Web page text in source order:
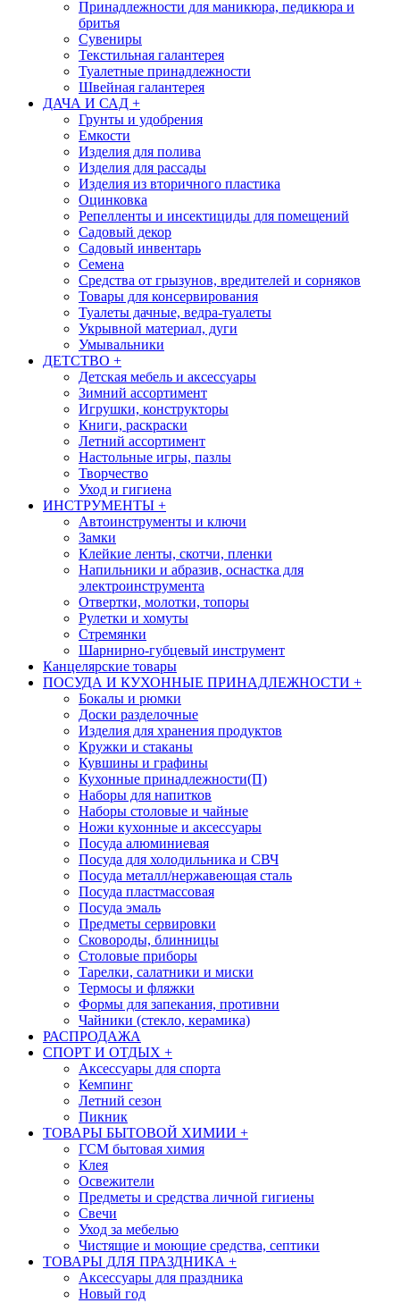
Принадлежности для маникюра, педикюра и
бритья
Сувениры
Текстильная галантерея
Туалетные принадлежности
Швейная галантерея
ДАЧА И САД +
Грунты и удобрения
Емкости
Изделия для полива
Изделия для рассады
Изделия из вторичного пластика
Оцинковка
Репелленты и инсектициды для помещений
Садовый декор
Садовый инвентарь
Семена
Средства от грызунов, вредителей и сорняков
Товары для консервирования
Туалеты дачные, ведра-туалеты
Укрывной материал, дуги
Умывальники
ДЕТСТВО +
Детская мебель и аксессуары
Зимний ассортимент
Игрушки, конструкторы
Книги, раскраски
Летний ассортимент
Настольные игры, пазлы
Творчество
Уход и гигиена
ИНСТРУМЕНТЫ +
Автоинструменты и ключи
Замки
Клейкие ленты, скотчи, пленки
Напильники и абразив, оснастка для
электроинструмента
Отвертки, молотки, топоры
Рулетки и хомуты
Стремянки
Шарнирно-губцевый инструмент
Канцелярские товары
ПОСУДА И КУХОННЫЕ ПРИНАДЛЕЖНОСТИ +
Бокалы и рюмки
Доски разделочные
Изделия для хранения продуктов
Кружки и стаканы
Кувшины и графины
Кухонные принадлежности(П)
Наборы для напитков
Наборы столовые и чайные
Ножи кухонные и аксессуары
Посуда алюминиевая
Посуда для холодильника и СВЧ
Посуда металл/нержавеющая сталь
Посуда пластмассовая
Посуда эмаль
Предметы сервировки
Сковороды, блинницы
Столовые приборы
Тарелки, салатники и миски
Термосы и фляжки
Формы для запекания, противни
Чайники (стекло, керамика)
РАСПРОДАЖА
СПОРТ И ОТДЫХ +
Аксессуары для спорта
Кемпинг
Летний сезон
Пикник
ТОВАРЫ БЫТОВОЙ ХИМИИ +
ГСМ бытовая химия
Клея
Освежители
Предметы и средства личной гигиены
Свечи
Уход за мебелью
Чистящие и моющие средства, септики
ТОВАРЫ ДЛЯ ПРАЗДНИКА +
Аксессуары для праздника
Новый год